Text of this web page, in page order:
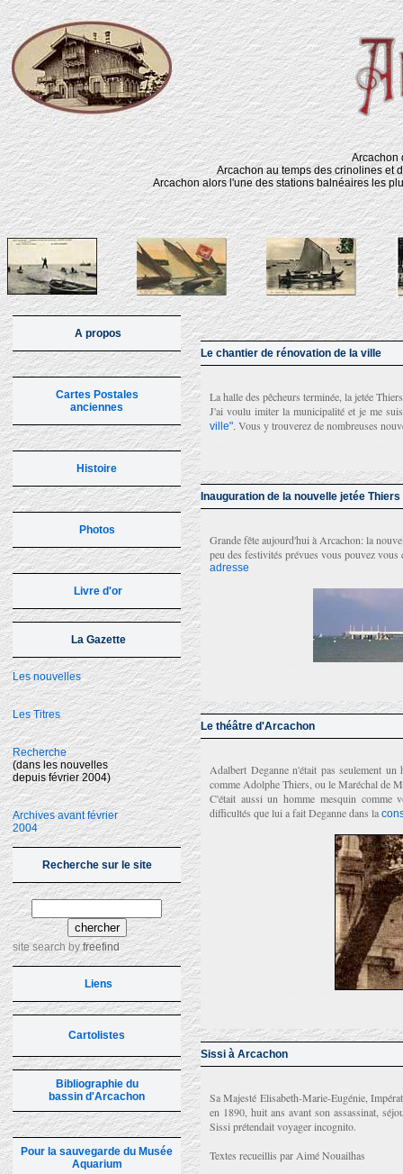
Arcachon
Arcachon au temps des crinolines et
Arcachon alors l'une des stations balnéaires les
A propos
Cartes Postales
anciennes
Histoire
Photos
Livre d'or
La Gazette
Les nouvelles
Les Titres
Recherche
(dans les nouvelles
depuis février 2004)
Archives avant février
2004
Recherche sur le site
site searchbyfreefind
Liens
Cartolistes
Bibliographie du
bassin d'Arcachon
Pour la sauvegarde du Musée
Aquarium
Le chantier de rénovation de la ville
La halle des pêcheurs terminée, la jetée
J'ai voulu imiter la municipalité et je me
ville". Vous y trouverez de nombreuses
Inauguration de la nouvelle jetée Thiers
Grande fête aujourd'hui à Arcachon: la
peu des festivités prévues vous pouvez vous
adresse
Le théâtre d'Arcachon
Adalbert Deganne n'était pas seulement
comme Adolphe Thiers, ou le Maréchal de
C'était aussi un homme mesquin comme
difficultés que lui a fait Deganne dans la
Sissi à Arcachon
Sa Majesté Elisabeth-Marie-Eugénie,
en 1890, huit ans avant son assassinat,
Sissi prétendait voyager incognito.
Textes recueillis par Aimé Nouailhas